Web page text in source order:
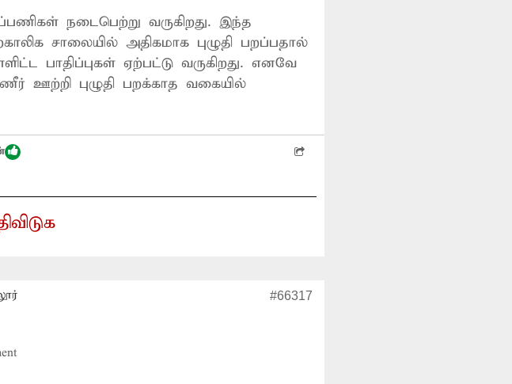
நடைபெற்று வருகிறது. இந்த
சாலையில் அதிகமாக புழுதி பறப்பதால்
பாதிப்புகள் ஏற்பட்டு வருகிறது. எனவே
ஊற்றி புழுதி பறக்காத வகையில்
#66317